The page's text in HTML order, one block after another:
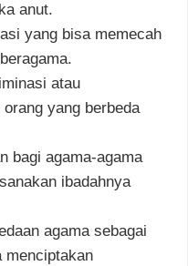
anut.
yang bisa memecah
atau
yang berbeda
bagi agama-agama
ibadahnya
agama sebagai
menciptakan